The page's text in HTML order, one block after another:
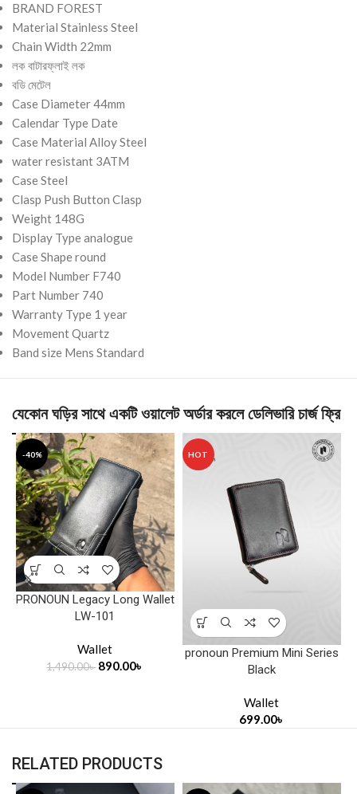
BRAND FOREST
Material Stainless Steel
Chain Width 22mm
লক বাটারফ্লাই লক
বডি মেটেল
Case Diameter 44mm
Calendar Type Date
Case Material Alloy Steel
water resistant 3ATM
Case Steel
Clasp Push Button Clasp
Weight 148G
Display Type analogue
Case Shape round
Model Number F740
Part Number 740
Warranty Type 1 year
Movement Quartz
Band size Mens Standard
যেকোন ঘড়ির সাথে একটি ওয়ালেট অর্ডার করলে ডেলিভারি চার্জ ফ্রি
-40%
PRONOUN Legacy Long Wallet
LW-101
Wallet
1,490.00৳ 890.00৳
HOT
pronoun Premium Mini Series
Black
Wallet
699.00৳
RELATED PRODUCTS